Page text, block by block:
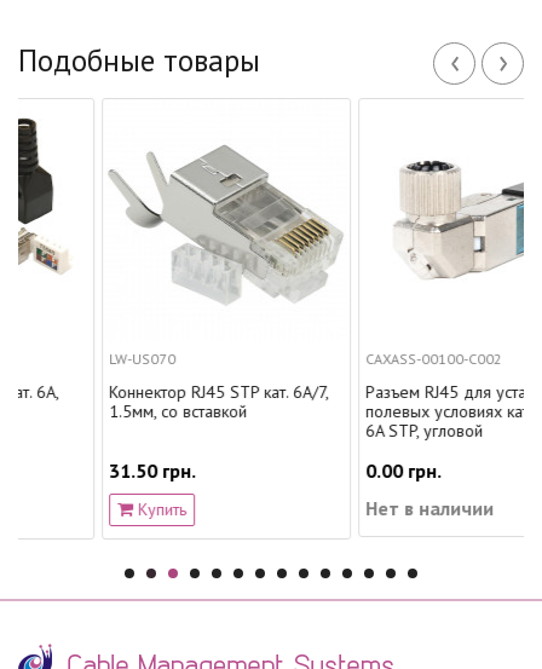
Подобные товары ‹ ›
LW-US070
Коннектор RJ45 STP кат. 6A/7,
1.5мм, со вставкой
31.50 грн.
Купить
CAXASS-00100-C002
Разъем RJ45 для установки в
полевых условиях категория
6A STP, угловой
0.00 грн.
Нет в наличии